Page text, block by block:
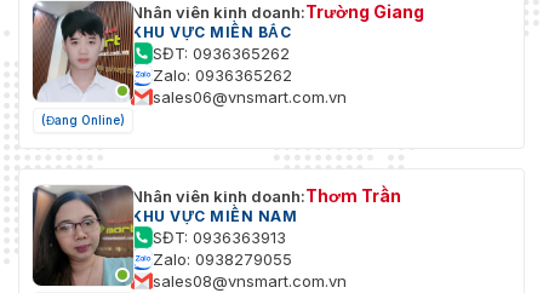
(Đang Online)
Nhân viên kinh doanh:Trường Giang
KHU VỰC MIỀN BẮC
SĐT: 0936365262
Zalo: 0936365262
sales06@vnsmart.com.vn
Nhân viên kinh doanh:Thơm Trần
KHU VỰC MIỀN NAM
SĐT: 0936363913
Zalo: 0938279055
sales08@vnsmart.com.vn